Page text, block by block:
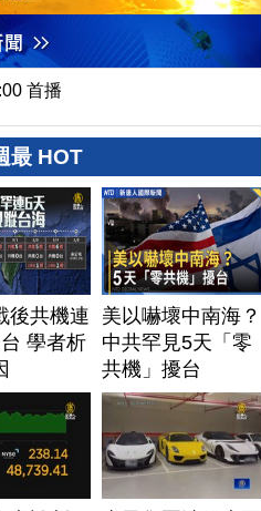
首播
最 HOT
後共機連
學者析
美以嚇壞中南海？
中共罕見5天「零
共機」擾台